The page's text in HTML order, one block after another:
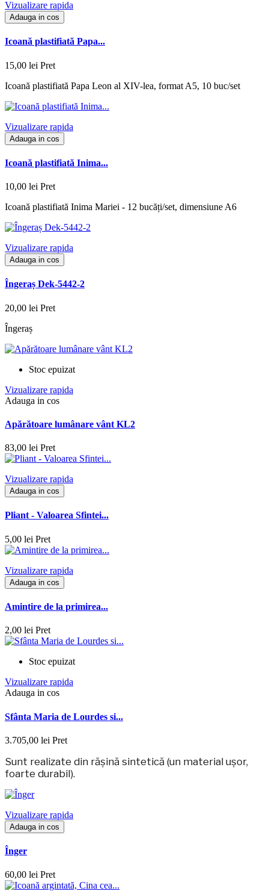
Vizualizare rapida
Adauga in cos
Icoană plastifiată Papa...
15,00 lei Pret
Icoană plastifiată Papa Leon al XIV-lea, format A5, 10 buc/set
Vizualizare rapida
Adauga in cos
Icoană plastifiată Inima...
10,00 lei Pret
Icoană plastifiată Inima Mariei - 12 bucăți/set, dimensiune A6
Vizualizare rapida
Adauga in cos
Îngeraș Dek-5442-2
20,00 lei Pret
Îngeraș
Stoc epuizat
Vizualizare rapida
Adauga in cos
Apărătoare lumânare vânt KL2
83,00 lei Pret
Vizualizare rapida
Adauga in cos
Pliant - Valoarea Sfintei...
5,00 lei Pret
Vizualizare rapida
Adauga in cos
Amintire de la primirea...
2,00 lei Pret
Stoc epuizat
Vizualizare rapida
Adauga in cos
Sfânta Maria de Lourdes si...
3.705,00 lei Pret
Sunt realizate din rășină sintetică (un material ușor,
foarte durabil).
Vizualizare rapida
Adauga in cos
Înger
60,00 lei Pret